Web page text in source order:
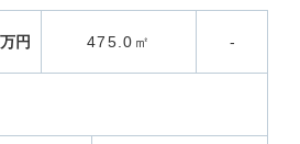
円 475.0㎡ -